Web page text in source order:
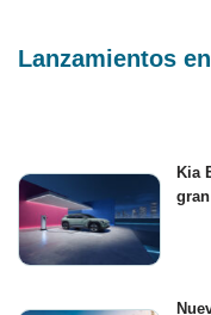
Lanzamientos
Kia